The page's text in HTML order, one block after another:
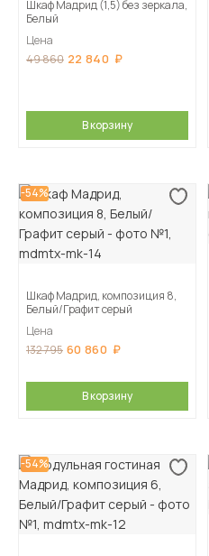
Шкаф Мадрид (1,5) без зеркала,
Белый
Цена
49 860 22 840
В корзину
-54%
Шкаф Мадрид, композиция 8,
Белый/Графит серый
Цена
132 795 60 860
В корзину
-54%